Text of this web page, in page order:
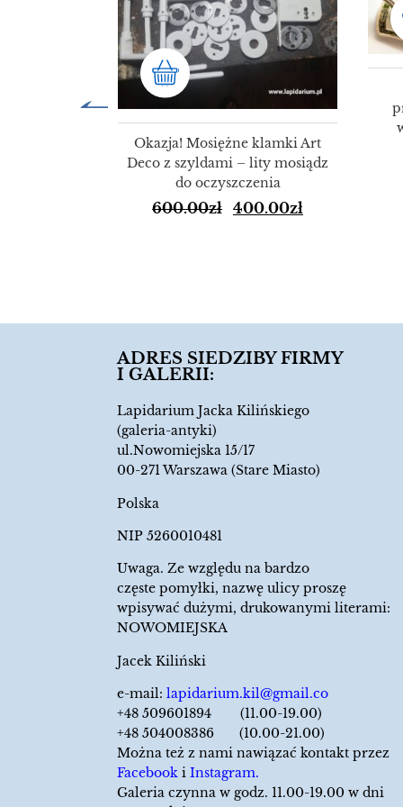
Okazja! Mosiężne klamki Art
Deco z szyldami – lity mosiądz
do oczyszczenia
600.00zł 400.00zł
ADRES SIEDZIBY FIRMY
I GALERII:
Lapidarium Jacka Kilińskiego
(galeria-antyki)
ul.Nowomiejska 15/17
00-271 Warszawa (Stare Miasto)
Polska
NIP 5260010481
Uwaga. Ze względu na bardzo
częste pomyłki, nazwę ulicy proszę
wpisywać dużymi, drukowanymi literami:
NOWOMIEJSKA
Jacek Kiliński
e-mail: lapidarium.kil@gmail.co
+48 509601894 (11.00-19.00)
+48 504008386 (10.00-21.00)
Można też z nami nawiązać kontakt przez
Facebook i Instagram.
Galeria czynna w godz. 11.00-19.00 w dni